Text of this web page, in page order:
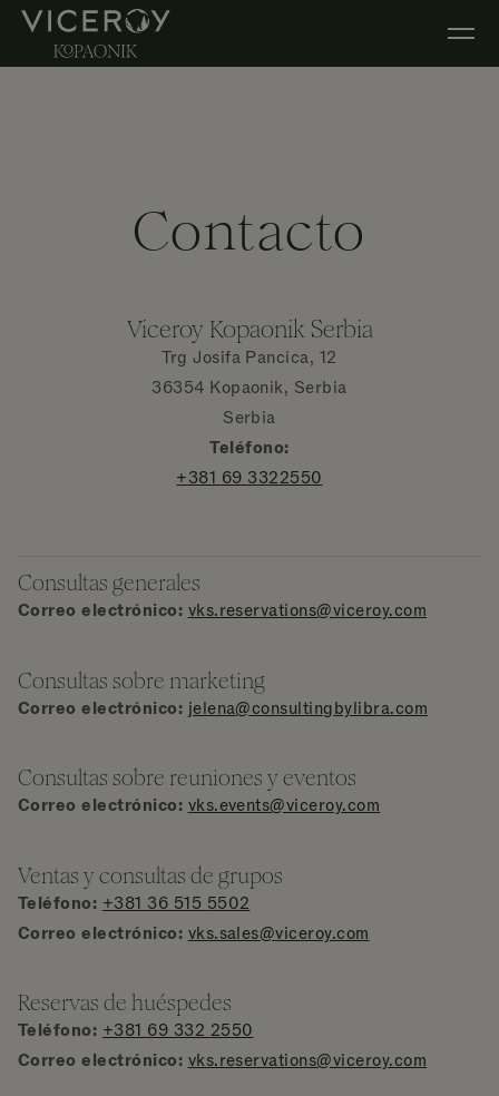
Ir al contenido principal
Contacto
Viceroy Kopaonik Serbia
Trg Josifa Pancica, 12
36354 Kopaonik, Serbia
Serbia
Teléfono:
+381 69 3322550
Consultas generales
Correo electrónico: vks.reservations@viceroy.com
Consultas sobre marketing
Correo electrónico: jelena@consultingbylibra.com
Consultas sobre reuniones y eventos
Correo electrónico: vks.events@viceroy.com
Ventas y consultas de grupos
Teléfono: +381 36 515 5502
Correo electrónico: vks.sales@viceroy.com
Reservas de huéspedes
Teléfono: +381 69 332 2550
Correo electrónico: vks.reservations@viceroy.com